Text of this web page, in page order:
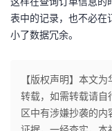
表中的记录，也不必在
小了数据冗余。
【版权声明】本文
转载，如需转载请自
区中有涉嫌抄袭的内